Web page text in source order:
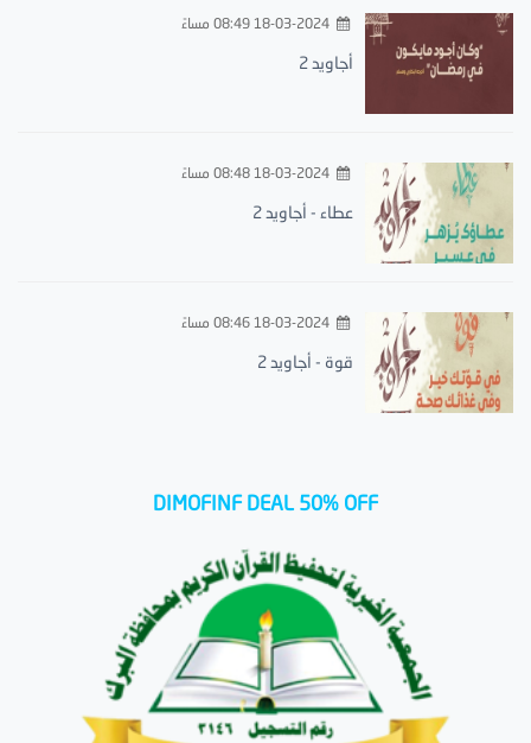
18-03-2024 08:49 مساءً
أجاويد 2
18-03-2024 08:48 مساءً
عطاء - أجاويد 2
18-03-2024 08:46 مساءً
قوة - أجاويد 2
DIMOFINF DEAL 50% OFF